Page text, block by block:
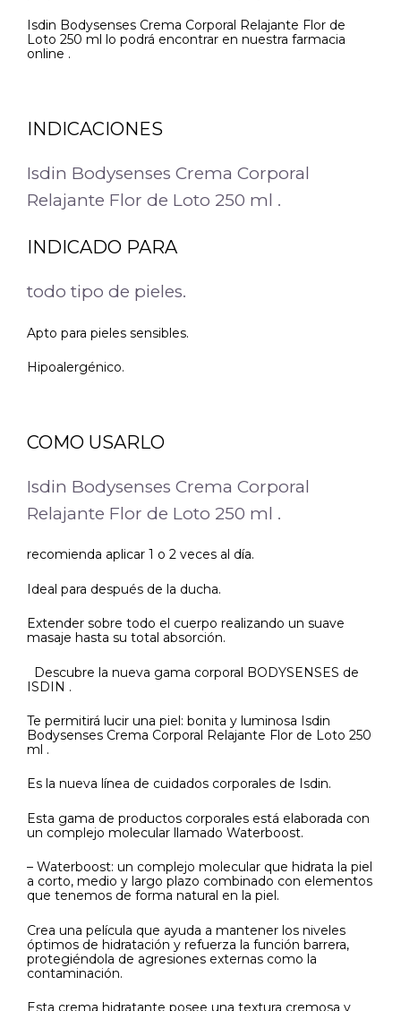
Isdin Bodysenses Crema Corporal Relajante Flor de
Loto 250 ml lo podrá encontrar en nuestra farmacia
online .
INDICACIONES
Isdin Bodysenses Crema Corporal
Relajante Flor de Loto 250 ml .
INDICADO PARA
todo tipo de pieles.
Apto para pieles sensibles.
Hipoalergénico.
COMO USARLO
Isdin Bodysenses Crema Corporal
Relajante Flor de Loto 250 ml .
recomienda aplicar 1 o 2 veces al día.
Ideal para después de la ducha.
Extender sobre todo el cuerpo realizando un suave
masaje hasta su total absorción.
Descubre la nueva gama corporal BODYSENSES de
ISDIN .
Te permitirá lucir una piel: bonita y luminosa Isdin
Bodysenses Crema Corporal Relajante Flor de Loto 250
ml .
Es la nueva línea de cuidados corporales de Isdin.
Esta gama de productos corporales está elaborada con
un complejo molecular llamado Waterboost.
– Waterboost: un complejo molecular que hidrata la piel
a corto, medio y largo plazo combinado con elementos
que tenemos de forma natural en la piel.
Crea una película que ayuda a mantener los niveles
óptimos de hidratación y refuerza la función barrera,
protegiéndola de agresiones externas como la
contaminación.
Esta crema hidratante posee una textura cremosa y